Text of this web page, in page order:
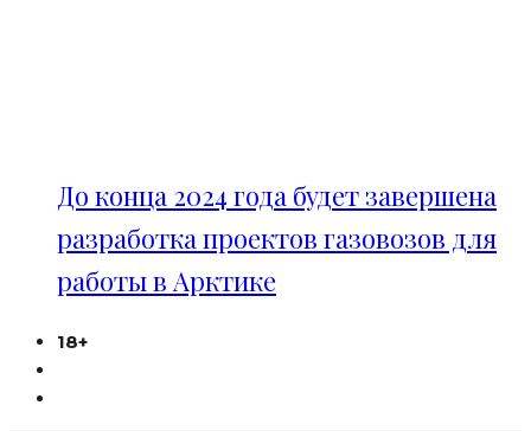
До конца 2024 года будет завершена
разработка проектов газовозов для
работы в Арктике
18+